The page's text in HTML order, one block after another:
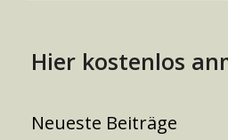
Hier kostenlos
Neueste Beiträge